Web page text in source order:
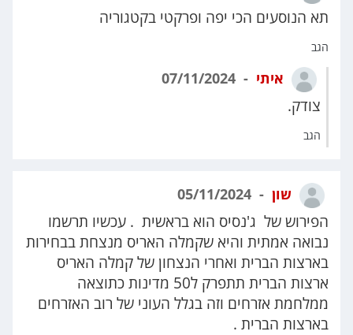
תא הנוסעים הכי יפה ופרקטי בקטגוריה
הגב
איתי
צודק.
הגב
שון
הפירוש של ג'נסיס הוא בראשית . עכשיו תרשמו
נבואה אמתית והיא שקמלה האריס מנצחת בבחירות
בארצות הברית ואחרי הנצחון של קמלה האריס
ארצות הברית תתפרק ל50 מדינות כתוצאה
ממלחמת אזרחים וזה בגלל העוני של רוב האזרחים
בארצות הברית .